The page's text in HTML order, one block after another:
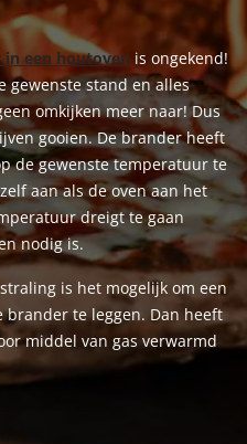
in een houtoven is ongekend!
gewenste stand en alles
omkijken meer naar! Dus
gooien. De brander heeft
de gewenste temperatuur te
aan als de oven aan het
dreigt te gaan
nodig is.
is het mogelijk om een
te leggen. Dan heeft
middel van gas verwarmd